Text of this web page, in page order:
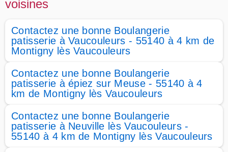
voisines
Contactez une bonne Boulangerie
patisserie à Vaucouleurs - 55140 à 4 km de
Montigny lès Vaucouleurs
Contactez une bonne Boulangerie
patisserie à épiez sur Meuse - 55140 à 4
km de Montigny lès Vaucouleurs
Contactez une bonne Boulangerie
patisserie à Neuville lès Vaucouleurs -
55140 à 4 km de Montigny lès Vaucouleurs